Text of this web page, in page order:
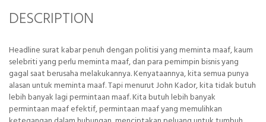
DESCRIPTION
Headline surat kabar penuh dengan politisi yang meminta maaf, kaum
selebriti yang perlu meminta maaf, dan para pemimpin bisnis yang
gagal saat berusaha melakukannya. Kenyataannya, kita semua punya
alasan untuk meminta maaf. Tapi menurut John Kador, kita tidak butuh
lebih banyak lagi permintaan maaf. Kita butuh lebih banyak
permintaan maaf efektif, permintaan maaf yang memulihkan